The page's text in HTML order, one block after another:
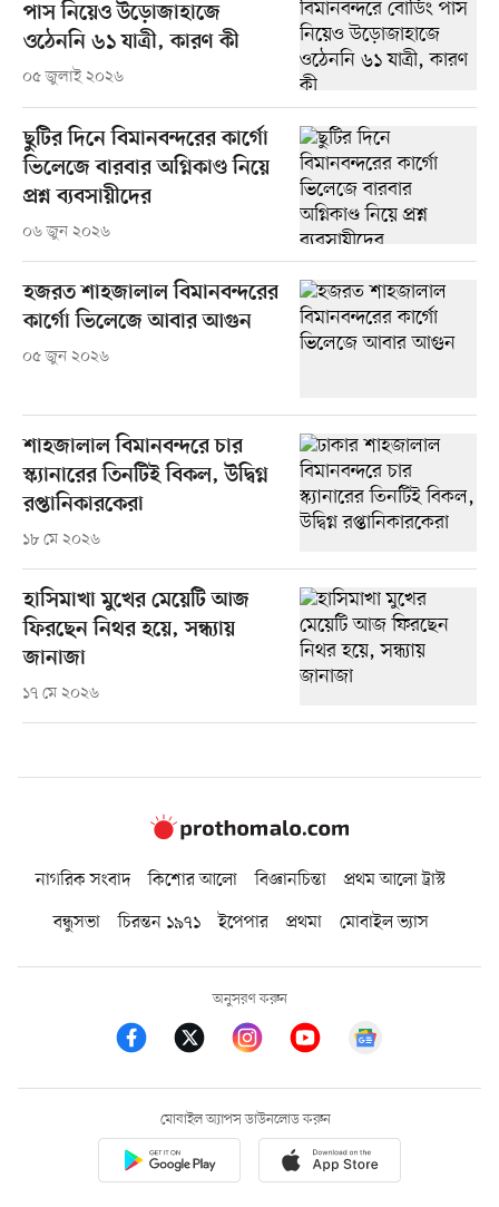
পাস নিয়েও উড়োজাহাজে
ওঠেননি ৬১ যাত্রী, কারণ কী
০৫ জুলাই ২০২৬
ছুটির দিনে বিমানবন্দরের কার্গো
ভিলেজে বারবার অগ্নিকাণ্ড নিয়ে
প্রশ্ন ব্যবসায়ীদের
০৬ জুন ২০২৬
হজরত শাহজালাল বিমানবন্দরের
কার্গো ভিলেজে আবার আগুন
০৫ জুন ২০২৬
শাহজালাল বিমানবন্দরে চার
স্ক্যানারের তিনটিই বিকল, উদ্বিগ্ন
রপ্তানিকারকেরা
১৮ মে ২০২৬
হাসিমাখা মুখের মেয়েটি আজ
ফিরছেন নিথর হয়ে, সন্ধ্যায়
জানাজা
১৭ মে ২০২৬
নাগরিক সংবাদ কিশোর আলো বিজ্ঞানচিন্তা
প্রথম আলো ট্রাস্ট
বন্ধুসভা
চিরন্তন ১৯৭১ ইপেপার প্রথমা মোবাইল ভ্যাস
অনুসরণ করুন
মোবাইল অ্যাপস ডাউনলোড করুন